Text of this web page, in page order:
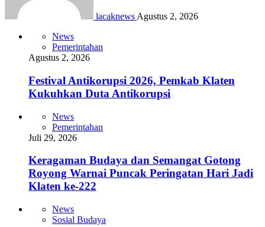
lacaknews Agustus 2, 2026
News
Pemerintahan
Agustus 2, 2026
Festival Antikorupsi 2026, Pemkab Klaten
Kukuhkan Duta Antikorupsi
News
Pemerintahan
Juli 29, 2026
Keragaman Budaya dan Semangat Gotong
Royong Warnai Puncak Peringatan Hari Jadi
Klaten ke-222
News
Sosial Budaya